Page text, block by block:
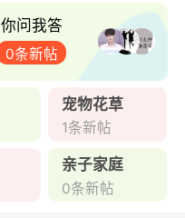
你问我答
0条新帖
宠物花草
1条新帖
亲子家庭
0条新帖